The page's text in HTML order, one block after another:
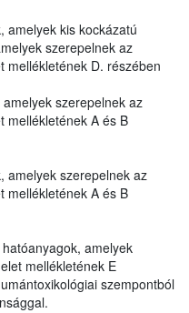
amelyek kis kockázatú
szerepelnek az
mellékletének D. részében
szerepelnek az
mellékletének A és B
amelyek szerepelnek az
mellékletének A és B
amelyek
mellékletének E
szempontból